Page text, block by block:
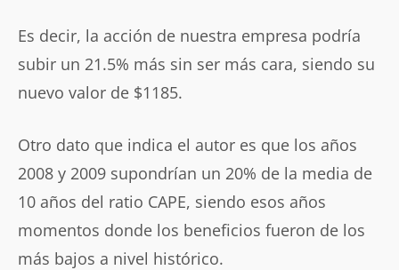
Es decir, la acción de nuestra empresa podría
subir un 21.5% más sin ser más cara, siendo su
nuevo valor de $1185.
Otro dato que indica el autor es que los años
2008 y 2009 supondrían un 20% de la media de
10 años del ratio CAPE, siendo esos años
momentos donde los beneficios fueron de los
más bajos a nivel histórico.